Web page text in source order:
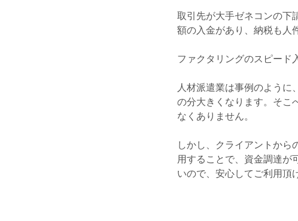
取引先が大手ゼネコンの下
額の入金があり、納税も人
ファクタリングのスピード
人材派遣業は事例のように
の分大きくなります。そこ
なくありません。
しかし、クライアントか
用することで、資金調達が
いので、安心してご利用頂